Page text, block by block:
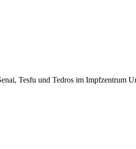
Tesfu und Tedros im Impfzentrum